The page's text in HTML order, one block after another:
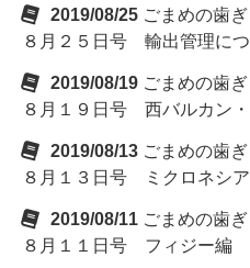
2019/08/25 ごまめの歯
８月２５日号 輸出管理に
2019/08/19 ごまめの歯
８月１９日号 西バルカン
2019/08/13 ごまめの歯
８月１３日号 ミクロネシ
2019/08/11 ごまめの歯
８月１１日号 フィジー編